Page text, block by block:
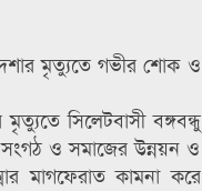
মৃত্যুতে গভীর শোক ও
সিলেটবাসী বঙ্গবন্ধু
সংগঠ ও সমাজের উন্নয়ন ও
মাগফেরাত কামনা করে